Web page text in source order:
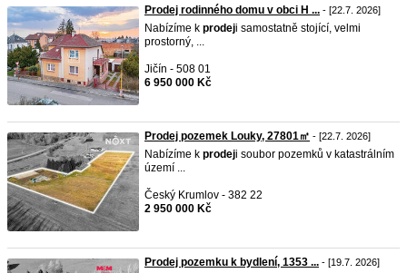
Prodej rodinného domu v obci H ... - [22.7. 2026]
Nabízíme k prodeji samostatně stojící, velmi
prostorný, ...
Jičín - 508 01
6 950 000 Kč
Prodej pozemek Louky, 27801㎡ - [22.7. 2026]
Nabízíme k prodeji soubor pozemků v katastrálním
území ...
Český Krumlov - 382 22
2 950 000 Kč
Prodej pozemku k bydlení, 1353 ... - [19.7. 2026]